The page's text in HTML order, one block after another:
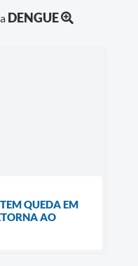
DENGUE
QUEDA EM
AO